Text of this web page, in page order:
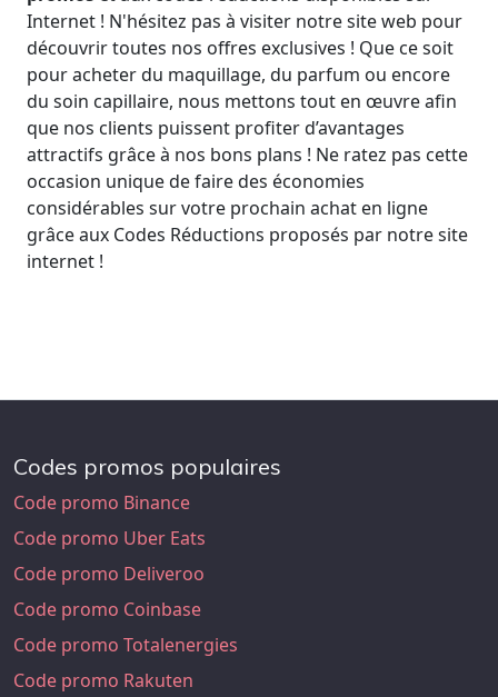
Internet ! N'hésitez pas à visiter notre site web pour
découvrir toutes nos offres exclusives ! Que ce soit
pour acheter du maquillage, du parfum ou encore
du soin capillaire, nous mettons tout en œuvre afin
que nos clients puissent profiter d’avantages
attractifs grâce à nos bons plans ! Ne ratez pas cette
occasion unique de faire des économies
considérables sur votre prochain achat en ligne
grâce aux Codes Réductions proposés par notre site
internet !
Codes promos populaires
Code promo Binance
Code promo Uber Eats
Code promo Deliveroo
Code promo Coinbase
Code promo Totalenergies
Code promo Rakuten